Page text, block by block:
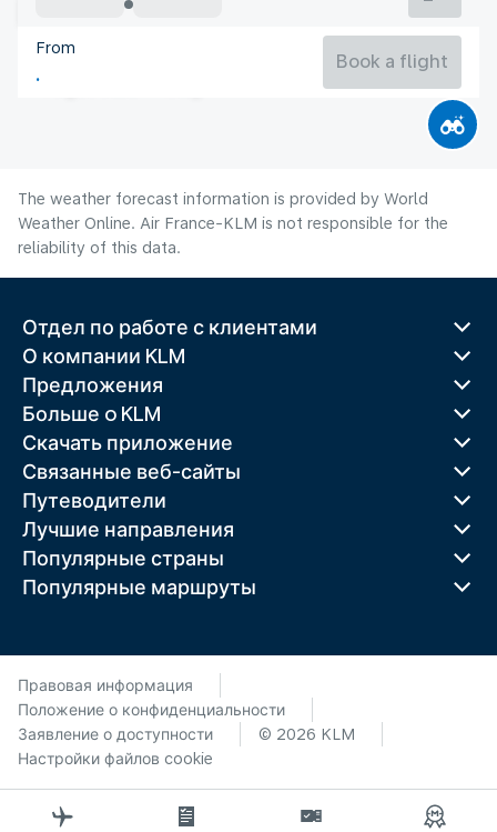
Finland
From
Book a flight
The weather forecast information is provided by World
Weather Online. Air France-KLM is not responsible for the
reliability of this data.
Отдел по работе с клиентами
О компании KLM
Предложения
Больше o KLM
Скачать приложение
Связанные веб-сайты
Путеводители
Лучшие направления
Популярные страны
Популярные маршруты
Правовая информация
Положение о конфиденциальности
Заявление о доступности
© 2026 KLM
Настройки файлов cookie